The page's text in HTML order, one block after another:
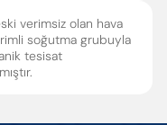
verimsiz olan hava
soğutma grubuyla
tesisat